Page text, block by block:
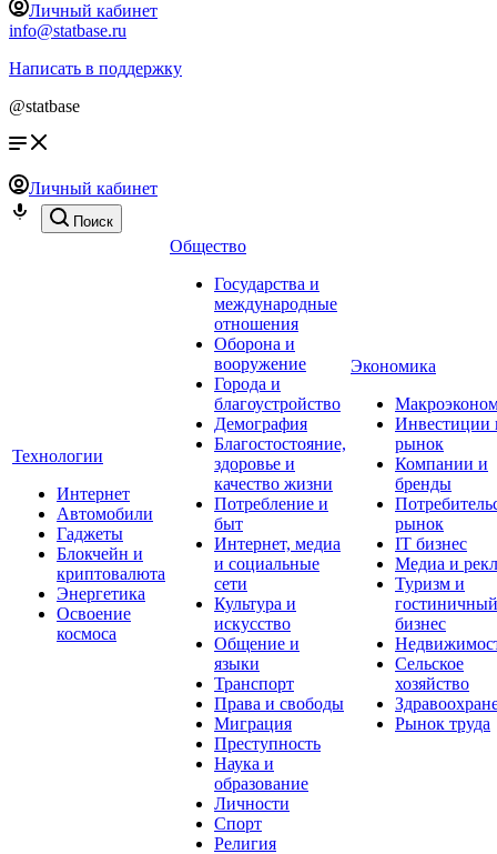
Личный кабинет
info@statbase.ru
Написать в поддержку
@statbase
Личный кабинет
Поиск
Технологии
Интернет
Автомобили
Гаджеты
Блокчейн и
криптовалюта
Энергетика
Освоение
космоса
Общество
Государства и
международные
отношения
Оборона и
вооружение
Города и
благоустройство
Демография
Благостостояние,
здоровье и
качество жизни
Потребление и
быт
Интернет, медиа
и социальные
сети
Культура и
искусство
Общение и
языки
Транспорт
Права и свободы
Миграция
Преступность
Наука и
образование
Личности
Спорт
Религия
Экономика
Инвестиции
рынок
Компании и
бренды
рынок
IT бизнес
Медиа и
Туризм и
гостиничный
бизнес
Сельское
хозяйство
Рынок труда